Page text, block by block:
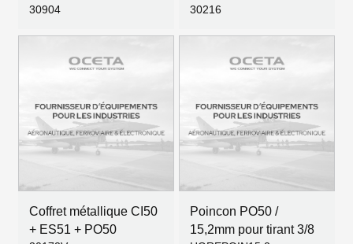
30904 30216
Coffret métallique CI50
+ ES51 + PO50
Poincon PO50 /
15,2mm pour tirant 3/8